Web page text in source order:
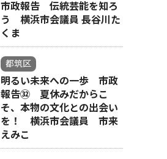
市政報告 伝統芸能を知ろ
う 横浜市会議員 長谷川た
くま
都筑区
明るい未来への一歩 市政
報告㉜ 夏休みだからこ
そ、本物の文化との出会い
を！ 横浜市会議員 市来
えみこ